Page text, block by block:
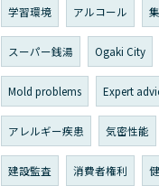
学習環境 アルコール
スーパー銭湯 Ogaki City
Mold problems Expert
アレルギー疾患 気密性能
建設監査 消費者権利